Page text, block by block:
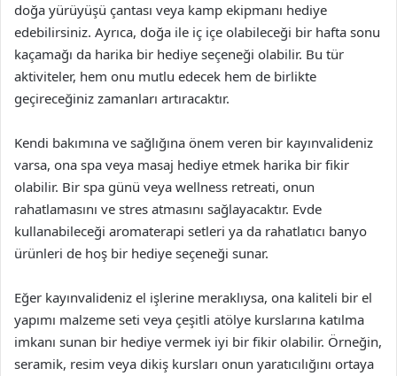
doğa yürüyüşü çantası veya kamp ekipmanı hediye
edebilirsiniz. Ayrıca, doğa ile iç içe olabileceği bir hafta sonu
kaçamağı da harika bir hediye seçeneği olabilir. Bu tür
aktiviteler, hem onu mutlu edecek hem de birlikte
geçireceğiniz zamanları artıracaktır.
Kendi bakımına ve sağlığına önem veren bir kayınvalideniz
varsa, ona spa veya masaj hediye etmek harika bir fikir
olabilir. Bir spa günü veya wellness retreati, onun
rahatlamasını ve stres atmasını sağlayacaktır. Evde
kullanabileceği aromaterapi setleri ya da rahatlatıcı banyo
ürünleri de hoş bir hediye seçeneği sunar.
Eğer kayınvalideniz el işlerine meraklıysa, ona kaliteli bir el
yapımı malzeme seti veya çeşitli atölye kurslarına katılma
imkanı sunan bir hediye vermek iyi bir fikir olabilir. Örneğin,
seramik, resim veya dikiş kursları onun yaratıcılığını ortaya